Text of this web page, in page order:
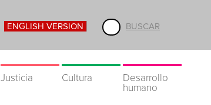
BUSCAR
ENGLISH VERSION
Justicia Cultura
Desarrollo
humano